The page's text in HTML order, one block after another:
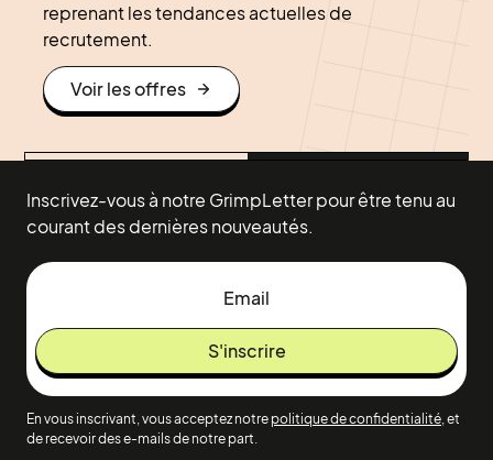
reprenant les tendances actuelles de
recrutement.
Voir les offres
Inscrivez-vous à notre GrimpLetter pour être tenu au
courant des dernières nouveautés.
En vous inscrivant, vous acceptez notre politique de confidentialité, et
de recevoir des e-mails de notre part.